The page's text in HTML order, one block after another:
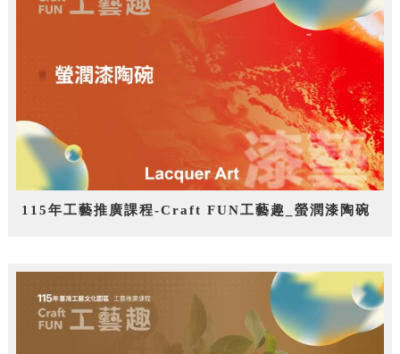
115年工藝推廣課程-Craft FUN工藝趣_螢潤漆陶碗